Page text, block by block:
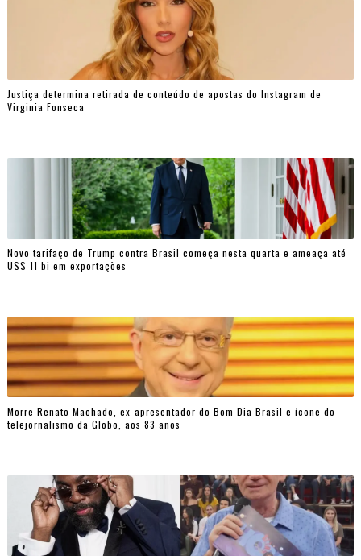
Justiça determina retirada de conteúdo de apostas do Instagram de
Virginia Fonseca
Novo tarifaço de Trump contra Brasil começa nesta quarta e ameaça até
US$ 11 bi em exportações
Morre Renato Machado, ex-apresentador do Bom Dia Brasil e ícone do
telejornalismo da Globo, aos 83 anos